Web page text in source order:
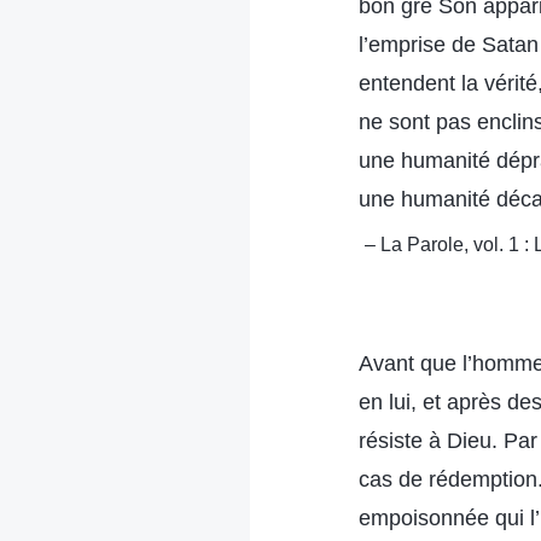
bon gré Son
l’emprise de
entendent la
ne sont pas
une humanité
une humanité
– La Parole, vol. 1 :
Avant que
en lui, et après
résiste à Dieu.
cas de
empoisonnée qui